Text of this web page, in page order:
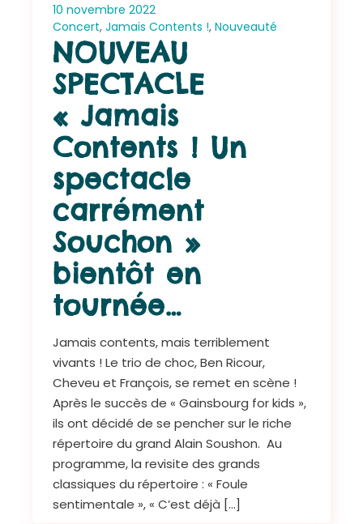
10 novembre 2022
Concert,Jamais Contents !,Nouveauté
NOUVEAU
SPECTACLE
« Jamais
Contents ! Un
spectacle
carrément
Souchon »
bientôt en
tournée…
Jamais contents, mais terriblement
vivants ! Le trio de choc, Ben Ricour,
Cheveu et François, se remet en scène !
Après le succès de « Gainsbourg for kids »,
ils ont décidé de se pencher sur le riche
répertoire du grand Alain Soushon. Au
programme, la revisite des grands
classiques du répertoire : « Foule
sentimentale », « C’est déjà […]